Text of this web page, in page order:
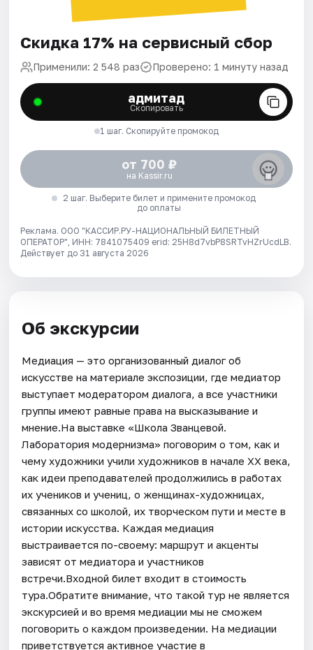
Скидка 17% на сервисный сбор
Применили: 2 548 раз Проверено: 1 минуту назад
адмитад
Скопировать
1 шаг. Скопируйте промокод
от 700 ₽
на Kassir.ru
2 шаг. Выберите билет и примените промокод
до оплаты
Реклама. ООО "КАССИР.РУ-НАЦИОНАЛЬНЫЙ БИЛЕТНЫЙ
ОПЕРАТОР", ИНН: 7841075409 erid: 25H8d7vbP8SRTvHZrUcdLB.
Действует до 31 августа 2026
Об экскурсии
Медиация — это организованный диалог об
искусстве на материале экспозиции, где медиатор
выступает модератором диалога, а все участники
группы имеют равные права на высказывание и
мнение.На выставке «Школа Званцевой.
Лаборатория модернизма» поговорим о том, как и
чему художники учили художников в начале XX века,
как идеи преподавателей продолжились в работах
их учеников и учениц, о женщинах-художницах,
связанных со школой, их творческом пути и месте в
истории искусства. Каждая медиация
выстраивается по-своему: маршрут и акценты
зависят от медиатора и участников
встречи.Входной билет входит в стоимость
тура.Обратите внимание, что такой тур не является
экскурсией и во время медиации мы не сможем
поговорить о каждом произведении. На медиации
приветствуется активное участие в